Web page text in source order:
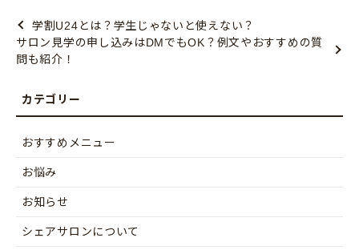
学割U24とは？学生じゃないと使えない？
サロン見学の申し込みはDMでもOK？例文やおすすめの質
問も紹介！
おすすめメニュー
お悩み
お知らせ
シェアサロンについて